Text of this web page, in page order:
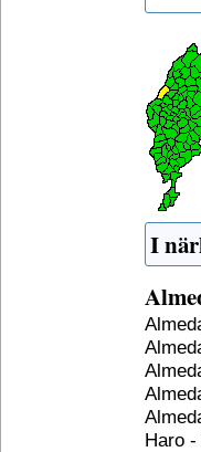
I
Haro